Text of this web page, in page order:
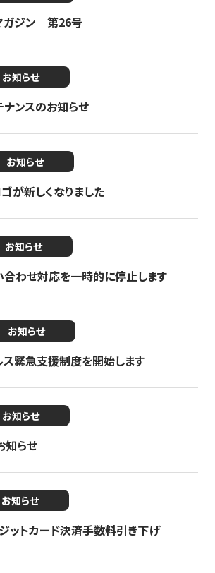
ガジン 第26号
お知らせ
ナンスのお知らせ
お知らせ
が新しくなりました
お知らせ
わせ対応を一時的に停止します
お知らせ
緊急支援制度を開始します
お知らせ
知らせ
お知らせ
ットカード決済手数料引き下げ